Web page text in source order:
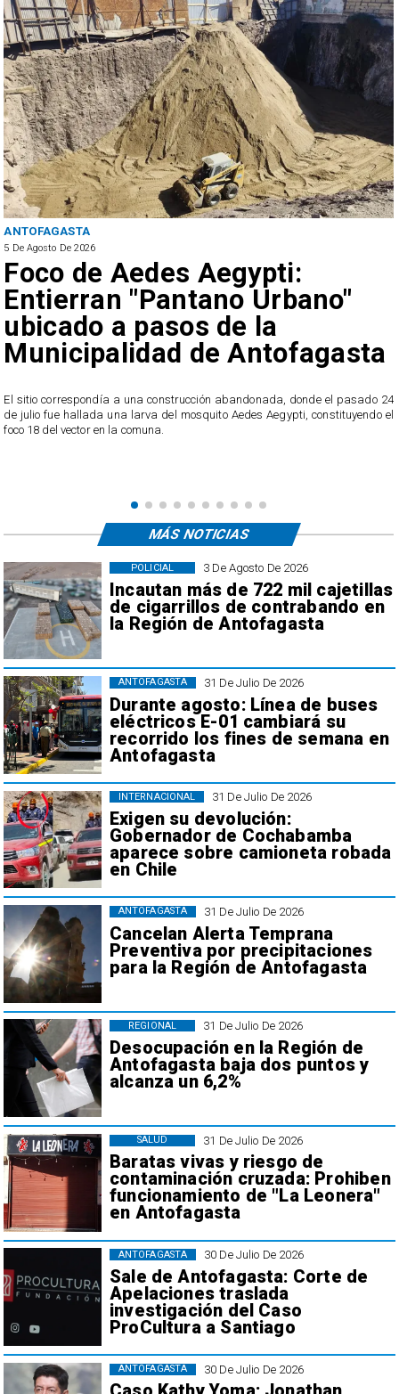
REGIONAL
5 De Agosto De 2026
Hasta 80 km/h: Actualizan
Alerta Temprana Preventiva
por viento en la Región de
Antofagasta
A partir de este miércoles, se pronostica el desarrollo de viento normal a
moderado en los sectores de cordillera de la Costa y la cordillera de toda la
región.
3 De Agosto De 2026
Incautan más de 722 mil cajetillas
de cigarrillos de contrabando en
la Región de Antofagasta
POLICIAL
31 De Julio De 2026
Durante agosto: Línea de buses
eléctricos E-01 cambiará su
recorrido los fines de semana en
Antofagasta
ANTOFAGASTA
31 De Julio De 2026
Exigen su devolución:
Gobernador de Cochabamba
aparece sobre camioneta robada
en Chile
INTERNACIONAL
31 De Julio De 2026
Cancelan Alerta Temprana
Preventiva por precipitaciones
para la Región de Antofagasta
ANTOFAGASTA
31 De Julio De 2026
Desocupación en la Región de
Antofagasta baja dos puntos y
alcanza un 6,2%
REGIONAL
31 De Julio De 2026
Baratas vivas y riesgo de
contaminación cruzada: Prohiben
funcionamiento de "La Leonera"
en Antofagasta
SALUD
30 De Julio De 2026
Sale de Antofagasta: Corte de
Apelaciones traslada
investigación del Caso
ProCultura a Santiago
ANTOFAGASTA
30 De Julio De 2026
ANTOFAGASTA
MÁS NOTICIAS